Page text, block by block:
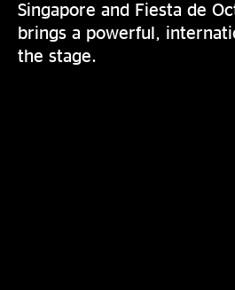
Singapore and Fiesta de
brings a powerful,
the stage.